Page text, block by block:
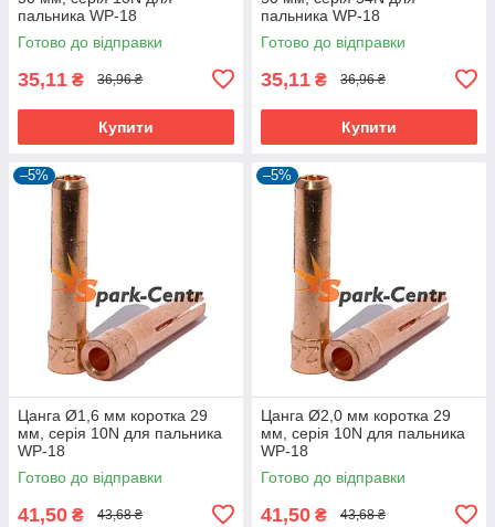
пальника WP-18
Готово до відправки
35,11 ₴ 36,96 ₴
Купити
пальника WP-18
Готово до відправки
35,11 ₴ 36,96 ₴
Купити
–5%
Цанга Ø1,6 мм коротка 29
мм, серія 10N для пальника
WP-18
Готово до відправки
41,50 ₴ 43,68 ₴
–5%
Цанга Ø2,0 мм коротка 29
мм, серія 10N для пальника
WP-18
Готово до відправки
41,50 ₴ 43,68 ₴